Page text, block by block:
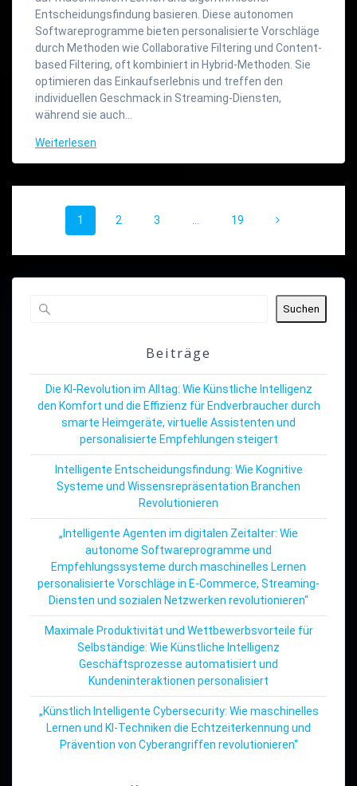
Entscheidungsfindung basieren. Diese autonomen
Softwareprogramme bieten personalisierte Vorschläge
durch Methoden wie Collaborative Filtering und Content-
based Filtering, oft kombiniert in Hybrid-Methoden. Sie
optimieren das Einkaufserlebnis und treffen den
individuellen Geschmack in Streaming-Diensten,
während sie auch…
Weiterlesen
Beitragsnavigation
Seite
1 Seite
2 Seite
3 Seite
19
Suchen
Beiträge
Die KI-Revolution im Alltag: Wie Künstliche Intelligenz
den Komfort und die Effizienz für Endverbraucher durch
smarte Heimgeräte, virtuelle Assistenten und
personalisierte Empfehlungen steigert
Intelligente Entscheidungsfindung: Wie Kognitive
Systeme und Wissensrepräsentation Branchen
Revolutionieren
„Intelligente Agenten im digitalen Zeitalter: Wie
autonome Softwareprogramme und
Empfehlungssysteme durch maschinelles Lernen
personalisierte Vorschläge in E-Commerce, Streaming-
Diensten und sozialen Netzwerken revolutionieren“
Maximale Produktivität und Wettbewerbsvorteile für
Selbständige: Wie Künstliche Intelligenz
Geschäftsprozesse automatisiert und
Kundeninteraktionen personalisiert
„Künstlich Intelligente Cybersecurity: Wie maschinelles
Lernen und KI-Techniken die Echtzeiterkennung und
Prävention von Cyberangriffen revolutionieren“